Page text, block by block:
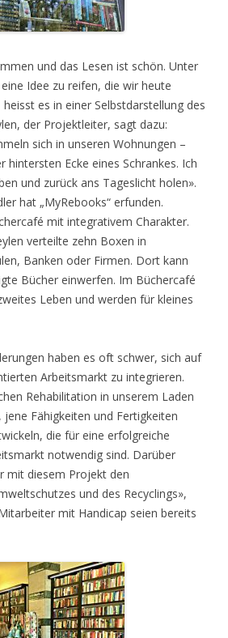
und das Lesen ist schön. Unter
Idee zu reifen, die wir heute
heisst es in einer Selbstdarstellung des
der Projektleiter, sagt dazu:
sich in unseren Wohnungen –
Ecke eines Schrankes. Ich
und zurück ans Tageslicht holen».
hat „MyRebooks“ erfunden.
mit integrativem Charakter.
verteilte zehn Boxen in
Banken oder Firmen. Dort kann
Bücher einwerfen. Im Büchercafé
Leben und werden für kleines
haben es oft schwer, sich auf
Arbeitsmarkt zu integrieren.
Rehabilitation in unserem Laden
Fähigkeiten und Fertigkeiten
die für eine erfolgreiche
notwendig sind. Darüber
mit diesem Projekt den
und des Recyclings»,
mit Handicap seien bereits